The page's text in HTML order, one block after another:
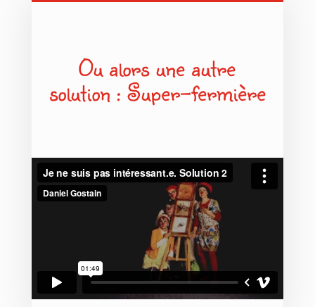
Ou alors une autre
solution : Super-fermière